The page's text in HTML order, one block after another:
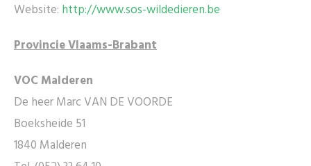
Website: http://www.sos-wildedieren.be
Provincie Vlaams-Brabant
VOC Malderen
De heer Marc VAN DE VOORDE
Boeksheide 51
1840 Malderen